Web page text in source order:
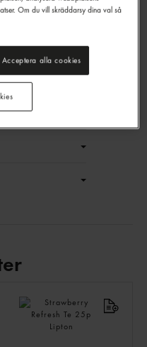
låda
Om du vill skräddarsy dina val så
Acceptera alla cookies